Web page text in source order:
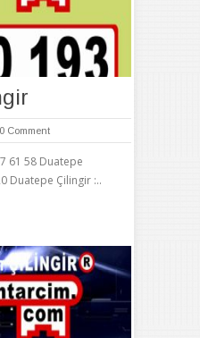
0 Comment
61 58 Duatepe
Duatepe Çilingir :..